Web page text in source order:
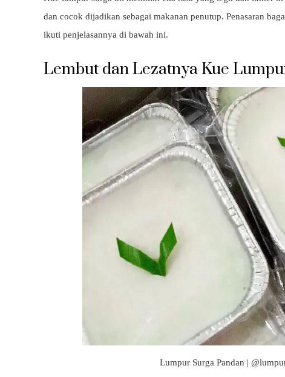
dan cocok dijadikan sebagai makanan penutup. Penasaran
ikuti penjelasannya di bawah ini.
Lembut dan Lezatnya Kue
Lumpur Surga Pandan |